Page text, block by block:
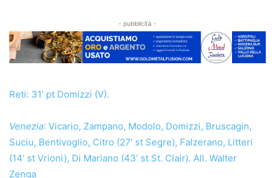
- pubblicità -
Reti: 31’ pt Domizzi (V).
Venezia: Vicario, Zampano, Modolo, Domizzi, Bruscagin,
Suciu, Bentivoglio, Citro (27’ st Segre), Falzerano, Litteri
(14’ st Vrioni), Di Mariano (43’ st St. Clair). All. Walter
Zenga